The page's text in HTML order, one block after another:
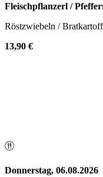
Fleischpflanzerl /
Röstzwiebeln /
13,90 €
Donnerstag, 06.08.2026